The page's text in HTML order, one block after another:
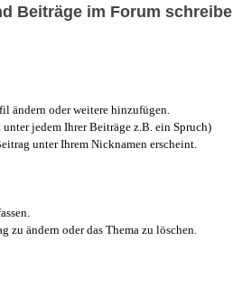
Beiträge im Forum
ändern oder weitere hinzufügen.
jedem Ihrer Beiträge z.B. ein Spruch)
unter Ihrem Nicknamen erscheint.
zu ändern oder das Thema zu löschen.